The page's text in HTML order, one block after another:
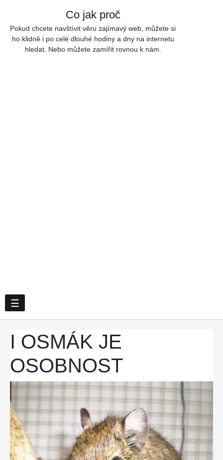
Co jak proč
Pokud chcete navštívit věru zajímavý web, můžete si
ho klidně i po celé dlouhé hodiny a dny na internetu
hledat. Nebo můžete zamířit rovnou k nám.
☰
I OSMÁK JE
OSOBNOST